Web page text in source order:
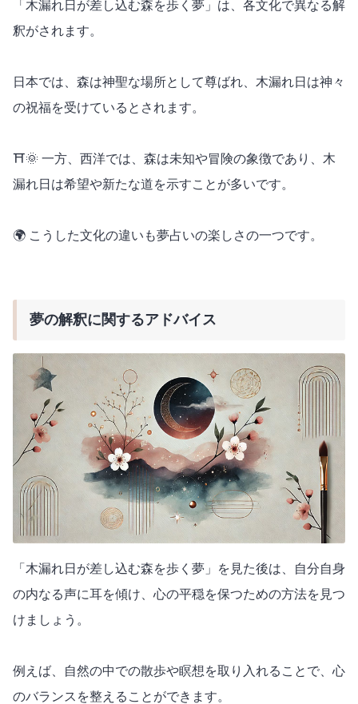
「木漏れ日が差し込む森を歩く夢」は、各文化で異なる解
釈がされます。
日本では、森は神聖な場所として尊ばれ、木漏れ日は神々
の祝福を受けているとされます。
⛩🌞 一方、西洋では、森は未知や冒険の象徴であり、木
漏れ日は希望や新たな道を示すことが多いです。
🌍 こうした文化の違いも夢占いの楽しさの一つです。
夢の解釈に関するアドバイス
「木漏れ日が差し込む森を歩く夢」を見た後は、自分自身
の内なる声に耳を傾け、心の平穏を保つための方法を見つ
けましょう。
例えば、自然の中での散歩や瞑想を取り入れることで、心
のバランスを整えることができます。